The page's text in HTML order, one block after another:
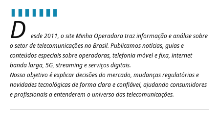
D
esde 2011, o site Minha Operadora traz informação e análise sobre
o setor de telecomunicações no Brasil. Publicamos notícias, guias e
conteúdos especiais sobre operadoras, telefonia móvel e fixa, internet
banda larga, 5G, streaming e serviços digitais.
Nosso objetivo é explicar decisões do mercado, mudanças regulatórias e
novidades tecnológicas de forma clara e confiável, ajudando consumidores
e profissionais a entenderem o universo das telecomunicações.